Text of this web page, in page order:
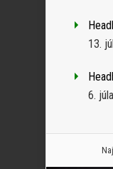
13.
6.